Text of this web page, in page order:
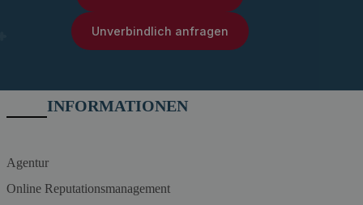
Unverbindlich anfragen
INFORMATIONEN
Agentur
Online Reputationsmanagement